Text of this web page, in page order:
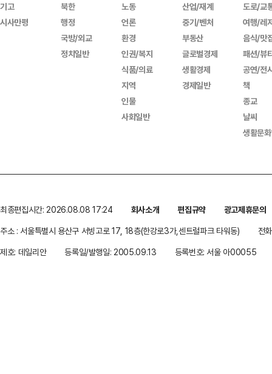
기고
시사만평
북한
행정
국방/외교
정치일반
노동
언론
환경
인권/복지
식품/의료
지역
인물
사회일반
산업/재계
중기/벤처
부동산
글로벌경제
생활경제
경제일반
도로/교
여행/레
음식/맛
패션/뷰
공연/전
책
종교
날씨
생활문
최종편집시간: 2026.08.08 17:24 회사소개 편집규약
광고제휴문의
주소 : 서울특별시 용산구 서빙고로 17, 18층(한강로3가,센트럴파크 타워동)
전
제호: 데일리안
등록일/발행일: 2005.09.13 등록번호: 서울 아00055